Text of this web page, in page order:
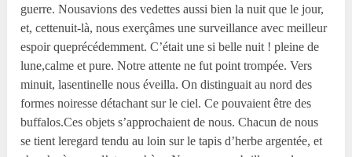
guerre. Nousavions des vedettes aussi bien la nuit que le jour,
et, cettenuit-là, nous exerçâmes une surveillance avec meilleur
espoir queprécédemment. C’était une si belle nuit ! pleine de
lune,calme et pure. Notre attente ne fut point trompée. Vers
minuit, lasentinelle nous éveilla. On distinguait au nord des
formes noiresse détachant sur le ciel. Ce pouvaient être des
buffalos.Ces objets s’approchaient de nous. Chacun de nous
se tient leregard tendu au loin sur le tapis d’herbe argentée, et